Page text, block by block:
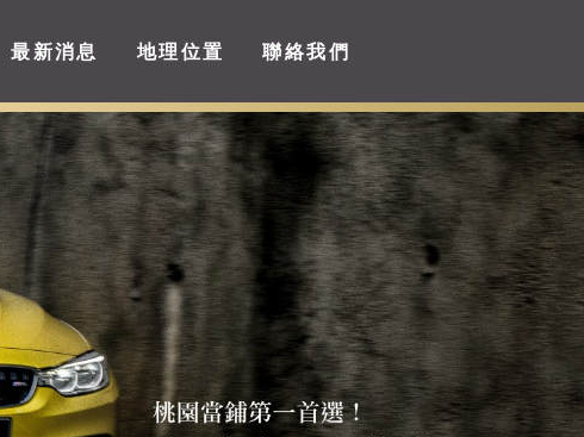
最新消息 地理位置 聯絡我們